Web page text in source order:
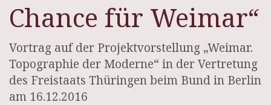
Chance für Weimar“
Vortrag auf der Projektvorstellung „Weimar.
Topographie der Moderne“ in der Vertretung
des Freistaats Thüringen beim Bund in Berlin
am 16.12.2016